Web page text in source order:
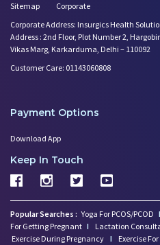
Sitemap
Corporate
Corporate Address: Insurgics Health
Address : 2nd Floor, Plot Number 2,
Vikas Marg, Karkarduma, Delhi – 110092
Customer Care: 01143060808
Payment Options
Download App
Keep In Touch
Popular Searches : Yoga For PCOS/PCOD I
For Getting Pregnant I Lactation
Exercise During Pregnancy I Exercise